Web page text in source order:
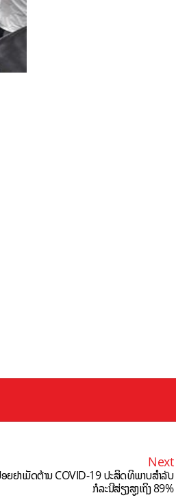
Next
ຍຢາເມັດຕ້ານ COVID-19 ປະສິດທິພາບສຳລັບ
ກໍລະນີສ່ຽງສູງເຖິງ 89%